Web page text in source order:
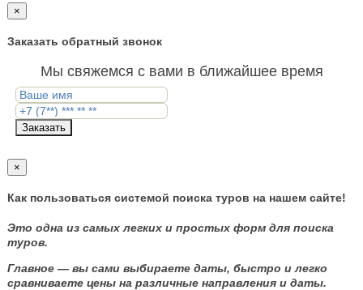
×
Заказать обратный звонок
Мы свяжемся с вами в ближайшее время
Заказать
×
Как пользоваться системой поиска туров на нашем сайте!
Это одна из самых легких и простых форм для поиска
туров.
Главное — вы сами выбираете даты, быстро и легко
сравниваете цены на различные направления и даты.